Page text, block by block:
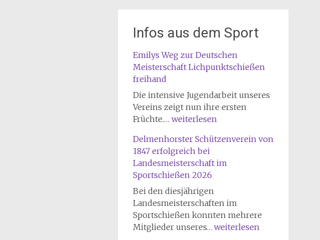
Infos aus dem Sport
Emilys Weg zur Deutschen
Meisterschaft Lichpunktschießen
freihand
Die intensive Jugendarbeit unseres
Vereins zeigt nun ihre ersten
Früchte.… Emilys
zur
Deutschen
Meisterschaft
Lichpunktschießen
freihand
weiterlesen
Delmenhorster Schützenverein von
1847 erfolgreich bei
Landesmeisterschaft im
Sportschießen 2026
Bei den diesjährigen
Landesmeisterschaften im
Sportschießen konnten mehrere
Mitglieder unseres… Delmenhorster
weiterlesen